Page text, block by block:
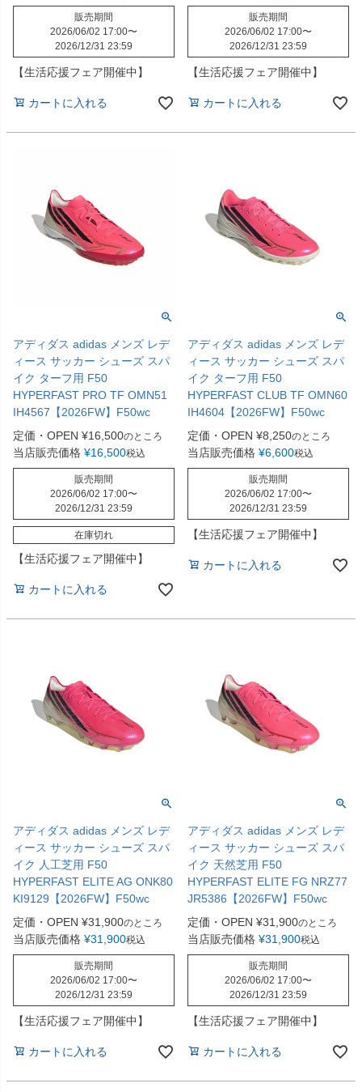
販売期間
2026/06/02 17:00〜
2026/12/31 23:59
【生活応援フェア開催中】
カートに入れる
販売期間
2026/06/02 17:00〜
2026/12/31 23:59
【生活応援フェア開催中】
カートに入れる
アディダス adidas メンズ レデ
ィース サッカー シューズ スパ
イク ターフ用 F50
HYPERFAST PRO TF OMN51
IH4567【2026FW】F50wc
定価・OPEN ¥16,500のところ
当店販売価格 ¥16,500税込
販売期間
2026/06/02 17:00〜
2026/12/31 23:59
在庫切れ
【生活応援フェア開催中】
カートに入れる
アディダス adidas メンズ レデ
ィース サッカー シューズ スパ
イク ターフ用 F50
HYPERFAST CLUB TF OMN60
IH4604【2026FW】F50wc
定価・OPEN ¥8,250のところ
当店販売価格 ¥6,600税込
販売期間
2026/06/02 17:00〜
2026/12/31 23:59
【生活応援フェア開催中】
カートに入れる
アディダス adidas メンズ レデ
ィース サッカー シューズ スパ
イク 人工芝用 F50
HYPERFAST ELITE AG ONK80
KI9129【2026FW】F50wc
定価・OPEN ¥31,900のところ
当店販売価格 ¥31,900税込
販売期間
2026/06/02 17:00〜
2026/12/31 23:59
【生活応援フェア開催中】
カートに入れる
アディダス adidas メンズ レデ
ィース サッカー シューズ スパ
イク 天然芝用 F50
HYPERFAST ELITE FG NRZ77
JR5386【2026FW】F50wc
定価・OPEN ¥31,900のところ
当店販売価格 ¥31,900税込
販売期間
2026/06/02 17:00〜
2026/12/31 23:59
【生活応援フェア開催中】
カートに入れる